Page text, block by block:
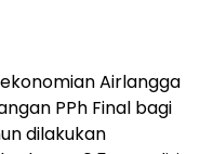
Airlangga
PPh Final bagi
dilakukan